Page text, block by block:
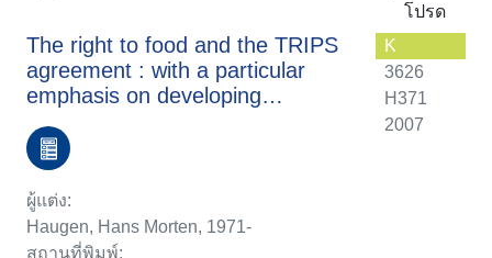
โปรด
The right to food and the TRIPS
agreement : with a particular
emphasis on developing
countries' measures for food
production and distribution
ผู้แต่ง:
Haugen, Hans Morten, 1971-
สถานที่พิมพ์:
K
3626
H371
2007